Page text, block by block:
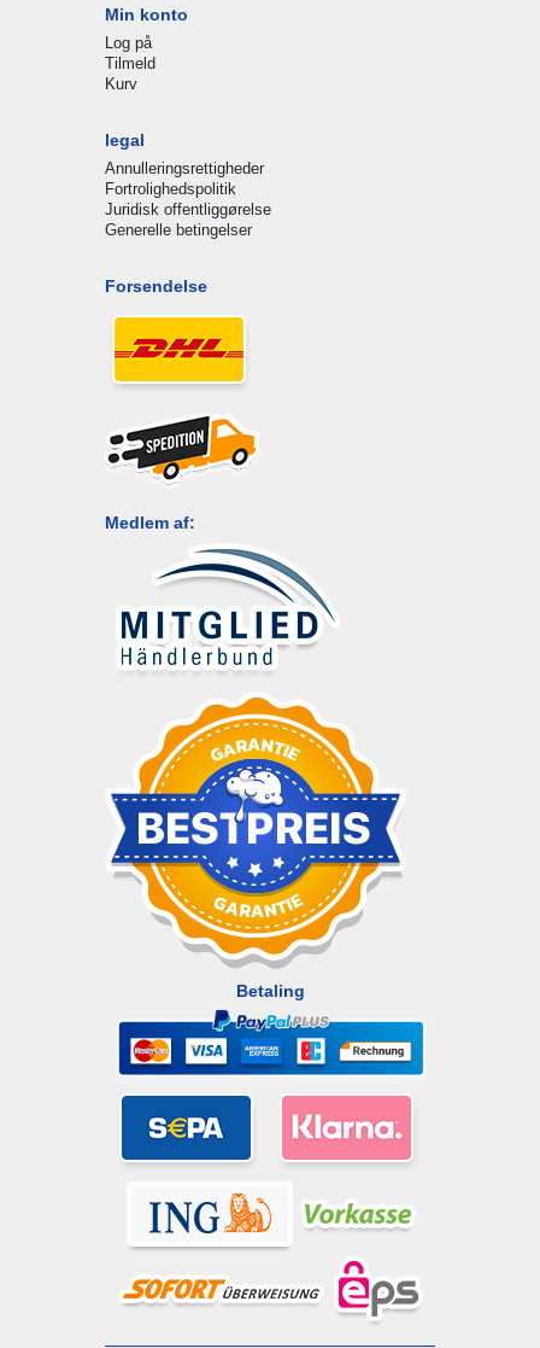
Min konto
Log på
Tilmeld
Kurv
legal
Annulleringsrettigheder
Fortrolighedspolitik
Juridisk offentliggørelse
Generelle betingelser
Forsendelse
Medlem af:
Betaling